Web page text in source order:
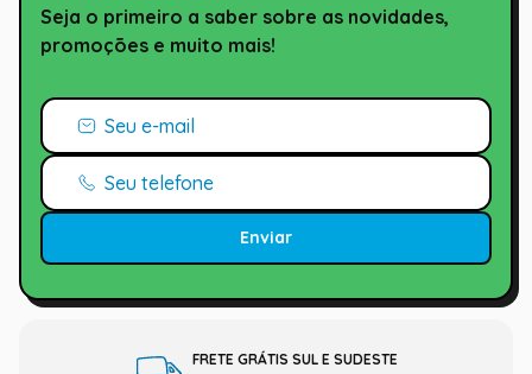
Seja o primeiro a saber sobre as novidades,
promoções e muito mais!
Enviar
FRETE GRÁTIS SUL E SUDESTE